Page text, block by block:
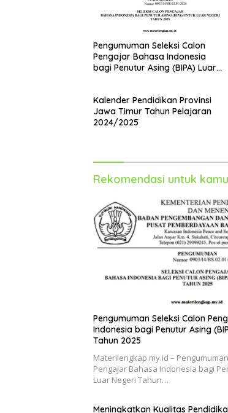
Pengumuman Seleksi Calon
Pengajar Bahasa Indonesia
bagi Penutur Asing (BIPA) Luar
Kalender Pendidikan Provinsi
Jawa Timur Tahun Pelajaran
2024/2025
Rekomendasi untuk kamu
Pengumuman Seleksi Calon
Indonesia bagi Penutur Asing
Tahun 2025
Materilengkap.my.id –
Pengajar Bahasa Indonesia bagi
Luar Negeri Tahun…
Meningkatkan Kualitas